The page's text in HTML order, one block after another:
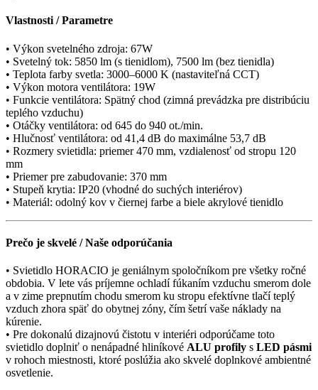
Vlastnosti / Parametre
• Výkon svetelného zdroja: 67W
• Svetelný tok: 5850 lm (s tienidlom), 7500 lm (bez tienidla)
• Teplota farby svetla: 3000–6000 K (nastaviteľná CCT)
• Výkon motora ventilátora: 19W
• Funkcie ventilátora: Spätný chod (zimná prevádzka pre distribúciu
teplého vzduchu)
• Otáčky ventilátora: od 645 do 940 ot./min.
• Hlučnosť ventilátora: od 41,4 dB do maximálne 53,7 dB
• Rozmery svietidla: priemer 470 mm, vzdialenosť od stropu 120
mm
• Priemer pre zabudovanie: 370 mm
• Stupeň krytia: IP20 (vhodné do suchých interiérov)
• Materiál: odolný kov v čiernej farbe a biele akrylové tienidlo
Prečo je skvelé / Naše odporúčania
• Svietidlo HORACIO je geniálnym spoločníkom pre všetky ročné
obdobia. V lete vás príjemne ochladí fúkaním vzduchu smerom dole
a v zime prepnutím chodu smerom ku stropu efektívne tlačí teplý
vzduch zhora späť do obytnej zóny, čím šetrí vaše náklady na
kúrenie.
• Pre dokonalú dizajnovú čistotu v interiéri odporúčame toto
svietidlo doplniť o nenápadné hliníkové ALU profily s LED pásmi
v rohoch miestnosti, ktoré poslúžia ako skvelé doplnkové ambientné
osvetlenie.